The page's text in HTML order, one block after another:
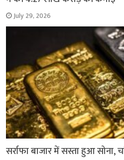
July 29, 2026
सर्राफा बाजार में सस्ता हुआ सोना,